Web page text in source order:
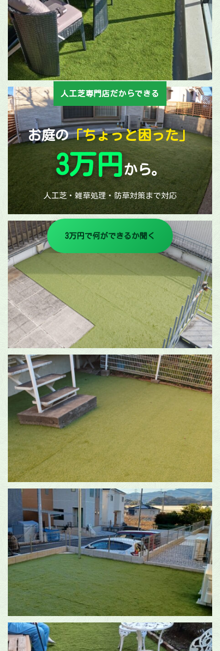
人工芝専門店だからできる
お庭の「ちょっと困った」
3万円 から。
人工芝・雑草処理・防草対策まで対応
3万円で何ができるか聞く